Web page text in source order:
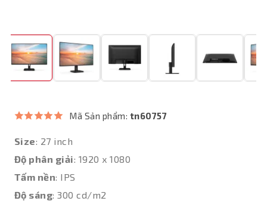
Mã Sản phẩm: tn60757
Size: 27 inch
Độ phân giải: 1920 x 1080
Tấm nền: IPS
Độ sáng: 300 cd/m2